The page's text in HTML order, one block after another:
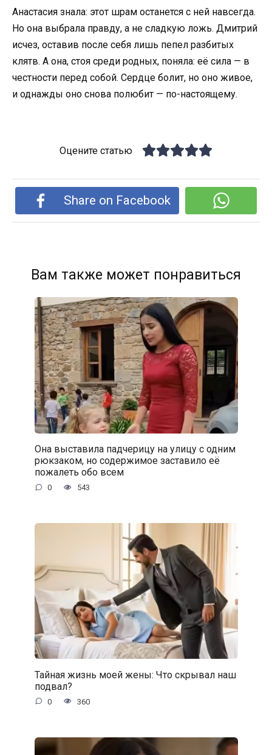
Анастасия знала: этот шрам останется с ней навсегда.
Но она выбрала правду, а не сладкую ложь. Дмитрий
исчез, оставив после себя лишь пепел разбитых
клятв. А она, стоя среди родных, поняла: её сила — в
честности перед собой. Сердце болит, но оно живое,
и однажды оно снова полюбит — по-настоящему.
Оцените статью
Share on Facebook
Вам также может понравиться
Она выставила падчерицу на улицу с одним
рюкзаком, но содержимое заставило её
пожалеть обо всем
0 543
Тайная жизнь моей жены: Что скрывал наш
подвал?
0 360